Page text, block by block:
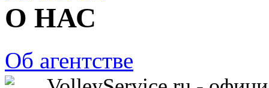
О НАС
Об агентстве